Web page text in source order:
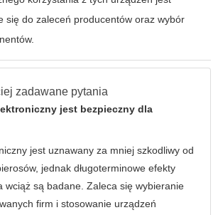
się do zaleceń producentów oraz wybór
zadawane pytania
jest bezpieczny dla
jest uznawany za mniej szkodliwy od
jednak długoterminowe efekty
wciąż są badane. Zaleca się wybieranie
firm i stosowanie urządzeń